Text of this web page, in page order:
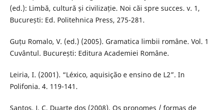
(ed.): Limbă, cultură și civilizație. Noi căi spre succes. v. 1,
București: Ed. Politehnica Press, 275-281.
Guțu Romalo, V. (ed.) (2005). Gramatica limbii române. Vol. 1
Cuvântul. București: Editura Academiei Române.
Leiria, I. (2001). “Léxico, aquisição e ensino de L2”. In
Polifonia. 4. 119-141.
Santos, J. C. Duarte dos (2008). Os pronomes / formas de